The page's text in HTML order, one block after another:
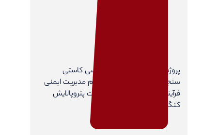
پروژه مطالعات مشاوره مهندسی کاستی
سنجی(Gap Analysis) سیستم مدیریت ایمنی
فرآیندمبتنی بر ریسک، در شرکت پتروپالایش
کنگان